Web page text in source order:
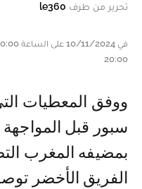
تحرير من طرف le360
20:00
ووفق المعطيات التي توصل بها موقع le360
سبور قبل
الفريق الأخضر